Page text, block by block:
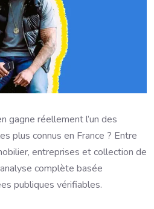
gagne réellement l’un des
plus connus en France ? Entre
entreprises et collection de
complète basée
publiques vérifiables.